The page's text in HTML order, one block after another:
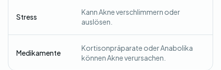
Stress
Kann Akne verschlimmern oder
auslösen.
Medikamente
Kortisonpräparate oder Anabolika
können Akne verursachen.